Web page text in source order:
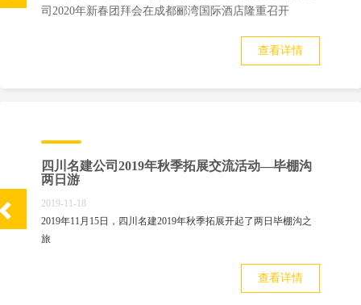
司2020年新春团拜会在成都郦湾国际酒店隆重召开
查看详情
四川名建公司2019年秋季拓展交流活动—毕棚沟
两日游
2019-11-18
2019年11 月 15日，四川名建2019年秋季拓展开起了两日毕棚沟之
旅
查看详情